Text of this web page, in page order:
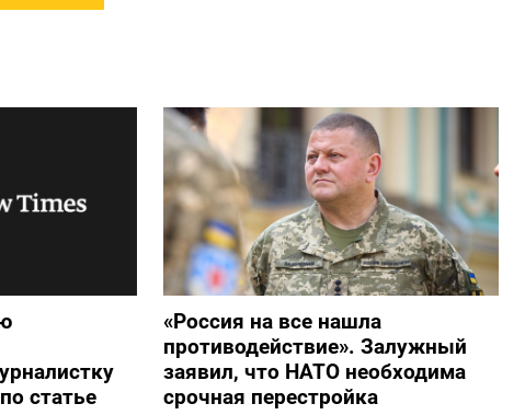
статье
«Россия на все нашла
противодействие». Залужный
заявил, что НАТО необходима
срочная перестройка